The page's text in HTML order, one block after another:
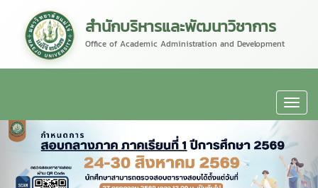
สำนักบริหารและพัฒนาวิชาการ
Office of Academic Administration and Development